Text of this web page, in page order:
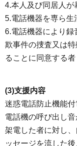
4.本人及び同居人が
5.電話機器を専ら
6.電話機器により
欺事件の捜査又は
ることに同意する者
(3)支援内容
迷惑電話防止機能
電話機の呼び出し
架電した者に対し
ッセージを流した